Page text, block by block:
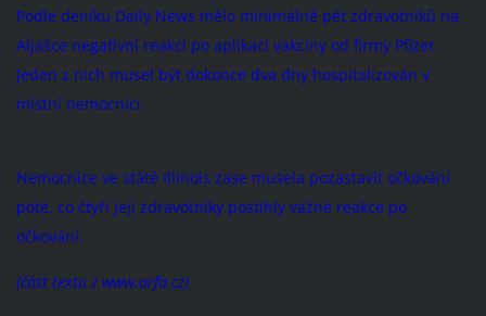
Podle deníku Daily News mělo minimálně pět zdravotníků na
Aljašce negativní reakci po aplikaci vakcíny od firmy Pfizer.
Jeden z nich musel být dokonce dva dny hospitalizován v
místní nemocnici.
Nemocnice ve státě Illinois zase musela pozastavit očkování
poté, co čtyři její zdravotníky postihly vážné reakce po
očkování.
(část textu z www.arfa.cz)